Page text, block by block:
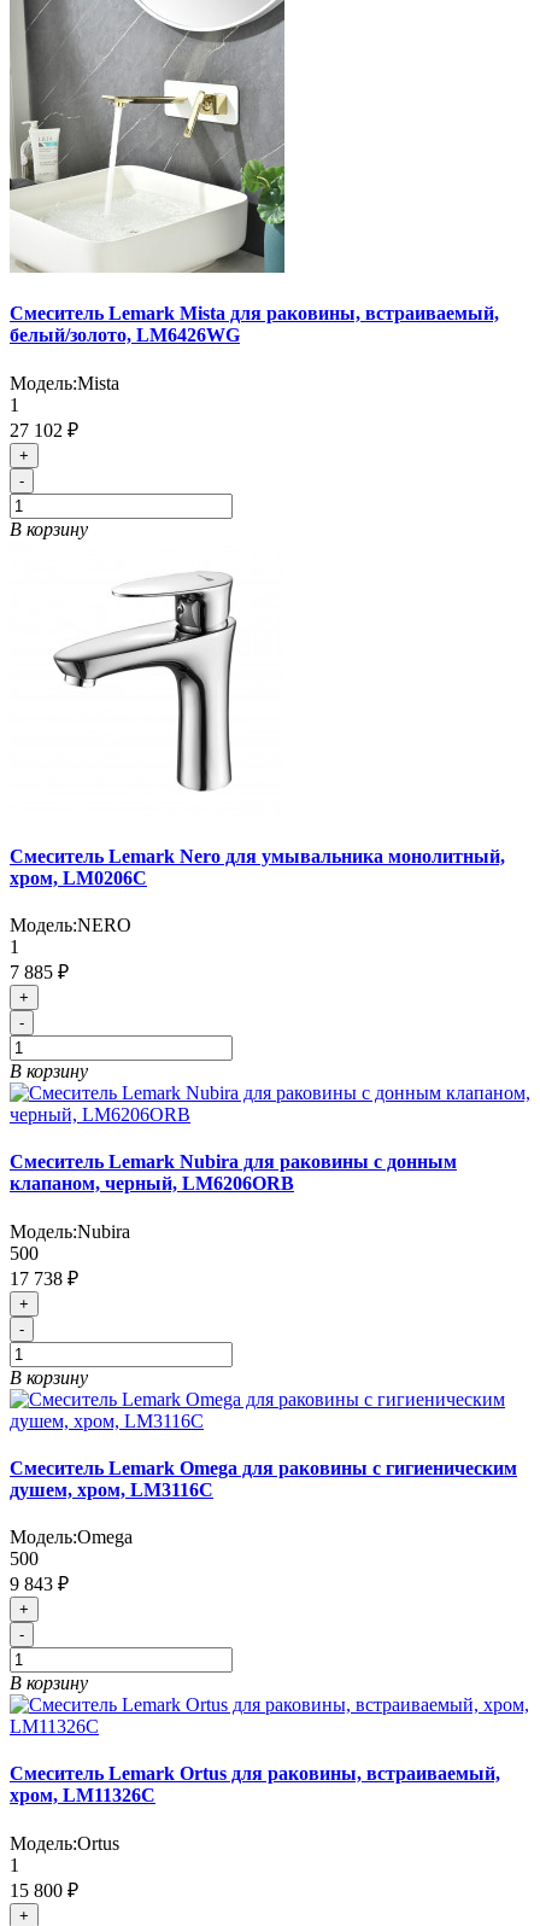
Смеситель Lemark Mista для раковины, встраиваемый,
белый/золото, LM6426WG
Модель:Mista
1
27 102 ₽
+
-
В корзину
Смеситель Lemark Nero для умывальника монолитный,
хром, LM0206C
Модель:NERO
1
7 885 ₽
+
-
В корзину
Смеситель Lemark Nubira для раковины с донным
клапаном, черный, LM6206ORB
Модель:Nubira
500
17 738 ₽
+
-
В корзину
Смеситель Lemark Omega для раковины с гигиеническим
душем, хром, LM3116C
Модель:Omega
500
9 843 ₽
+
-
В корзину
Смеситель Lemark Ortus для раковины, встраиваемый,
хром, LM11326C
Модель:Ortus
1
15 800 ₽
+